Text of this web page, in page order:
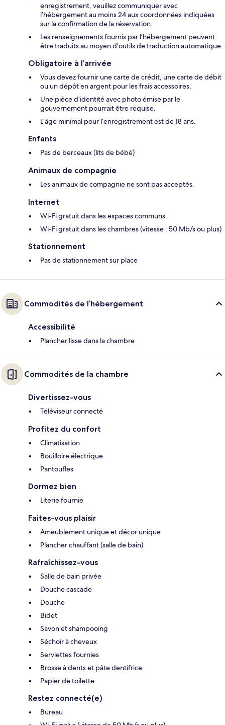
enregistrement, veuillez communiquer avec
l’hébergement au moins 24 aux coordonnées indiquées
sur la confirmation de la réservation.
Les renseignements fournis par l’hébergement peuvent
être traduits au moyen d’outils de traduction automatique.
Obligatoire à l’arrivée
Vous devez fournir une carte de crédit, une carte de débit
ou un dépôt en argent pour les frais accessoires.
Une pièce d’identité avec photo émise par le
gouvernement pourrait être requise.
L’âge minimal pour l’enregistrement est de 18 ans.
Enfants
Pas de berceaux (lits de bébé)
Animaux de compagnie
Les animaux de compagnie ne sont pas acceptés.
Internet
Wi-Fi gratuit dans les espaces communs
Wi-Fi gratuit dans les chambres (vitesse : 50 Mb/s ou plus)
Stationnement
Pas de stationnement sur place
Commodités de l’hébergement
Accessibilité
Plancher lisse dans la chambre
Commodités de la chambre
Divertissez-vous
Téléviseur connecté
Profitez du confort
Climatisation
Bouilloire électrique
Pantoufles
Dormez bien
Literie fournie
Faites-vous plaisir
Ameublement unique et décor unique
Plancher chauffant (salle de bain)
Rafraîchissez-vous
Salle de bain privée
Douche cascade
Douche
Bidet
Savon et shampooing
Séchoir à cheveux
Serviettes fournies
Brosse à dents et pâte dentifrice
Papier de toilette
Restez connecté(e)
Bureau